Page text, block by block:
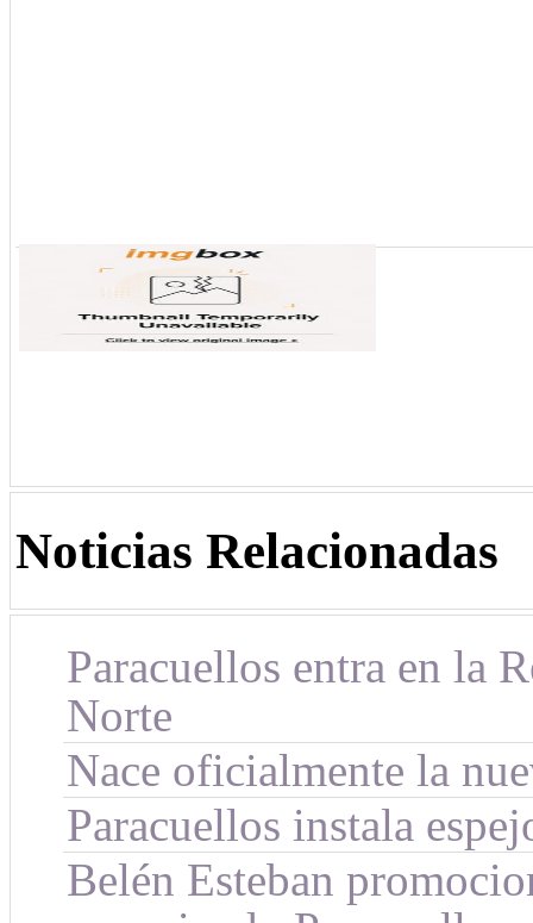
Noticias Relacionadas
Paracuellos entra en la
Norte
Nace oficialmente la
Paracuellos instala
Belén Esteban